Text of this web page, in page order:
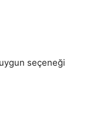
seçeneği